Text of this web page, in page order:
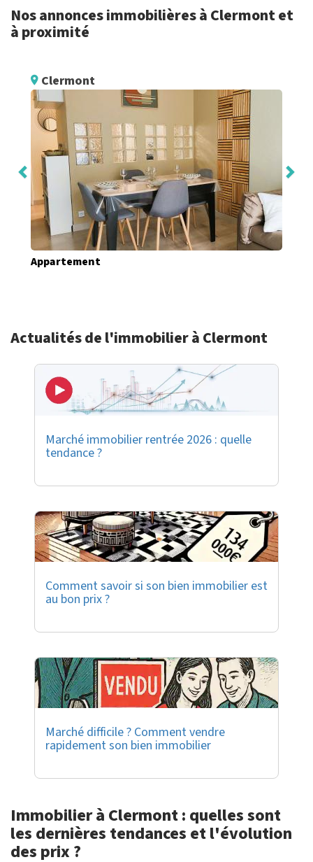
Nos annonces immobilières à Clermont et
à proximité
Clermont
Appartement
Actualités de l'immobilier à Clermont
Marché immobilier rentrée 2026 : quelle
tendance ?
Comment savoir si son bien immobilier est
au bon prix ?
Marché difficile ? Comment vendre
rapidement son bien immobilier
Immobilier à Clermont : quelles sont
les dernières tendances et l'évolution
des prix ?